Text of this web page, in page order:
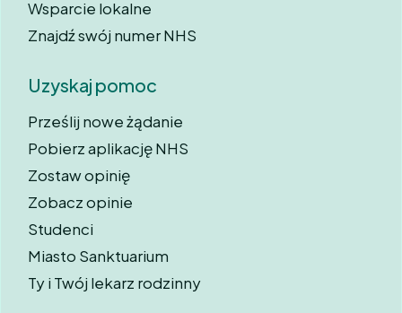
Wsparcie lokalne
Znajdź swój numer NHS
Uzyskaj pomoc
Prześlij nowe żądanie
Pobierz aplikację NHS
Zostaw opinię
Zobacz opinie
Studenci
Miasto Sanktuarium
Ty i Twój lekarz rodzinny